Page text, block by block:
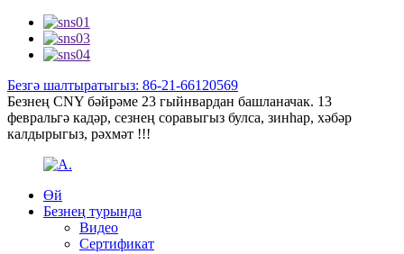
Безгә шалтыратыгыз: 86-21-66120569
Безнең CNY бәйрәме 23 гыйнвардан башланачак. 13
февральгә кадәр, сезнең соравыгыз булса, зинһар, хәбәр
калдырыгыз, рәхмәт !!!
Өй
Безнең турында
Видео
Сертификат